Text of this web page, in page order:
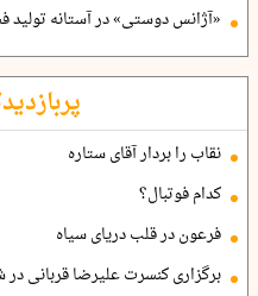
«آژانس دوستی» در آستانه تولید
نقاب را بردار آقای ستاره
کدام فوتبال؟
فرعون در قلب دریای سیاه
برگزاری کنسرت علیرضا قربانی در